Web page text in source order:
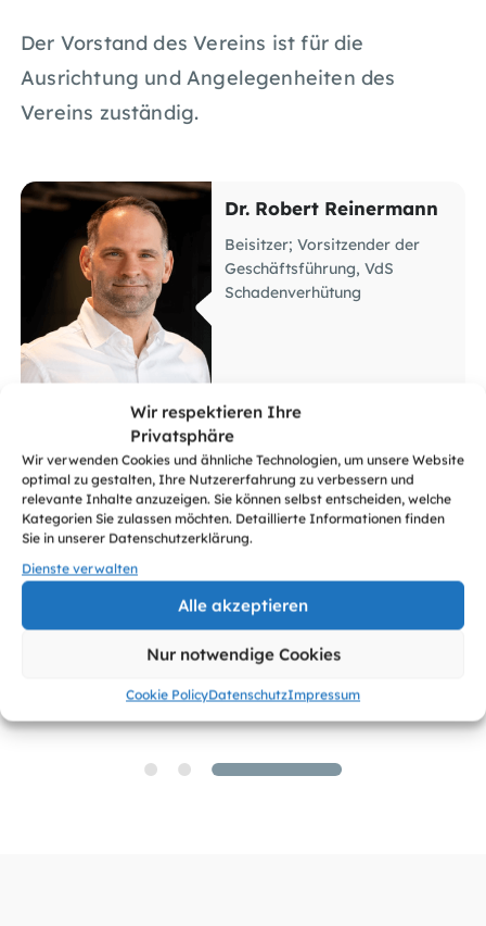
Wir respektieren Ihre
Privatsphäre
Wir verwenden Cookies und ähnliche Technologien, um unsere Website
optimal zu gestalten, Ihre Nutzererfahrung zu verbessern und
relevante Inhalte anzuzeigen. Sie können selbst entscheiden, welche
Kategorien Sie zulassen möchten. Detaillierte Informationen finden
Sie in unserer Datenschutzerklärung.
Dienste verwalten
Alle akzeptieren
Nur notwendige Cookies
Cookie PolicyDatenschutzImpressum
Der Vorstand des Vereins ist für die
Ausrichtung und Angelegenheiten des
Vereins zuständig.
Thomas Tschersich
Vorstandsvorsitzender; Chief
Security Officer (CSO),
Deutsche Telekom AG
Martin Drechsler
Schatzmeister;
Geschäftsführer Freiwillige
Selbstkontrolle Multimedia-